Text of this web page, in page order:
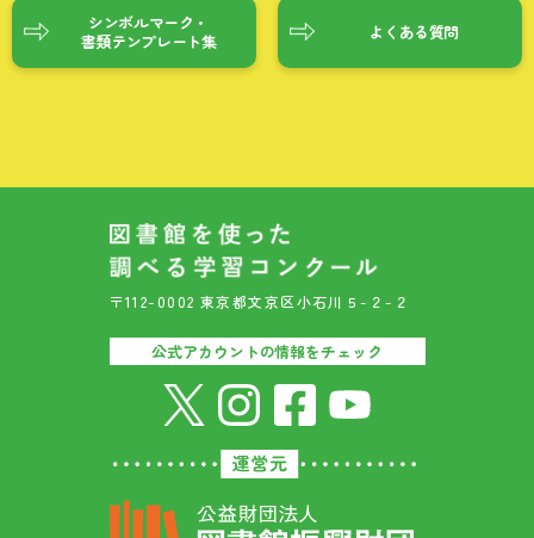
シンボルマーク・
書類テンプレート集
よくある質問
〒112-0002 東京都文京区小石川５-２-２
公式アカウントの情報をチェック